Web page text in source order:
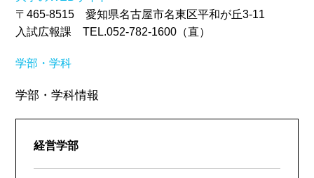
〒465-8515 愛知県名古屋市名東区平和が丘3-11
入試広報課 TEL.052-782-1600（直）
学部・学科
学部・学科情報
経営学部